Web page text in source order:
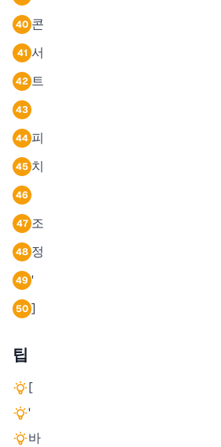
40 콘
41 서
42 트
43
44 피
45 치
46
47 조
48 정
49 '
50 ]
팁
[
'
바